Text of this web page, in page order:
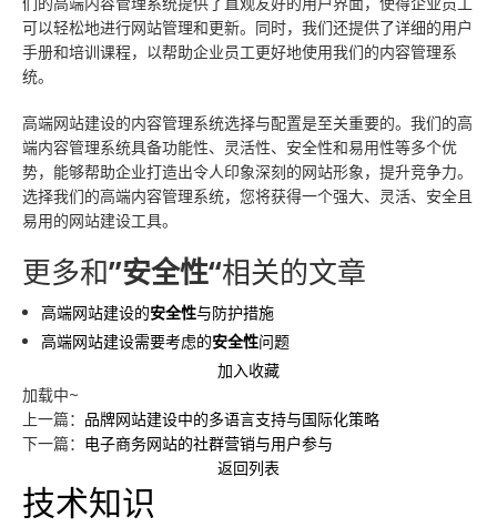
可以轻松地进行网站管理和更新。同时，我们还提供了详细的用户
手册和培训课程，以帮助企业员工更好地使用我们的内容管理系
统。
高端网站建设的内容管理系统选择与配置是至关重要的。我们的高
端内容管理系统具备功能性、灵活性、安全性和易用性等多个优
势，能够帮助企业打造出令人印象深刻的网站形象，提升竞争力。
选择我们的高端内容管理系统，您将获得一个强大、灵活、安全且
易用的网站建设工具。
更多和”安全性“相关的文章
高端网站建设的安全性与防护措施
高端网站建设需要考虑的安全性问题
加入收藏
加载中~
上一篇： 品牌网站建设中的多语言支持与国际化策略
下一篇： 电子商务网站的社群营销与用户参与
返回列表
技术知识